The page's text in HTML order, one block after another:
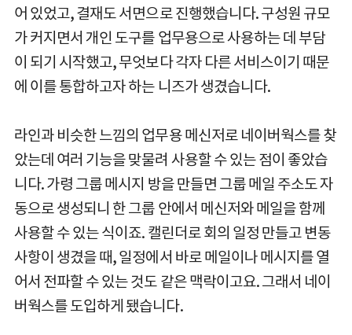
어 있었고, 결재도 서면으로 진행했습니다. 구성원 규모
가 커지면서 개인 도구를 업무용으로 사용하는 데 부담
이 되기 시작했고, 무엇보다 각자 다른 서비스이기 때문
에 이를 통합하고자 하는 니즈가 생겼습니다.
라인과 비슷한 느낌의 업무용 메신저로 네이버웍스를 찾
았는데 여러 기능을 맞물려 사용할 수 있는 점이 좋았습
니다. 가령 그룹 메시지 방을 만들면 그룹 메일 주소도 자
동으로 생성되니 한 그룹 안에서 메신저와 메일을 함께
사용할 수 있는 식이죠. 캘린더로 회의 일정 만들고 변동
사항이 생겼을 때, 일정에서 바로 메일이나 메시지를 열
어서 전파할 수 있는 것도 같은 맥락이고요. 그래서 네이
버웍스를 도입하게 됐습니다.